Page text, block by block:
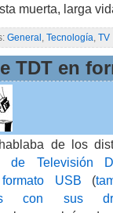
muerta, larga
General , Tecnología, TV
TDT en
de los
de Televisión
USB (
con sus